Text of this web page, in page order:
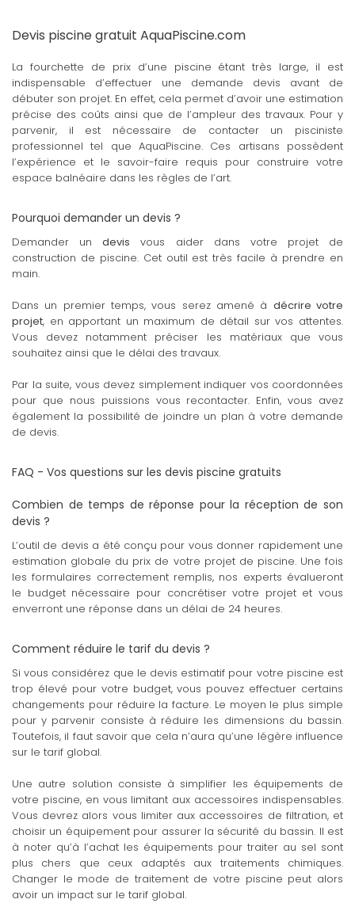
Devis piscine gratuit AquaPiscine.com
La fourchette de prix d’une piscine étant très large, il est
indispensable d’effectuer une demande devis avant de
débuter son projet. En effet, cela permet d’avoir une estimation
précise des coûts ainsi que de l’ampleur des travaux. Pour y
parvenir, il est nécessaire de contacter un pisciniste
professionnel tel que AquaPiscine. Ces artisans possèdent
l’expérience et le savoir-faire requis pour construire votre
espace balnéaire dans les règles de l’art.
Pourquoi demander un devis ?
Demander undevis vous aider dans votre projet de
construction de piscine. Cet outil est très facile à prendre en
main.
Dans un premier temps, vous serez amené à décrire votre
projet, en apportant un maximum de détail sur vos attentes.
Vous devez notamment préciser les matériaux que vous
souhaitez ainsi que le délai des travaux.
Par la suite, vous devez simplement indiquer vos coordonnées
pour que nous puissions vous recontacter. Enfin, vous avez
également la possibilité de joindre un plan à votre demande
de devis.
FAQ - Vos questions sur les devis piscine gratuits
Combien de temps de réponse pour la réception de son
devis ?
L’outil de devis a été conçu pour vous donner rapidement une
estimation globale du prix de votre projet de piscine. Une fois
les formulaires correctement remplis, nos experts évalueront
le budget nécessaire pour concrétiser votre projet et vous
enverront une réponse dans un délai de 24 heures.
Comment réduire le tarif du devis ?
Si vous considérez que le devis estimatif pour votre piscine est
trop élevé pour votre budget, vous pouvez effectuer certains
changements pour réduire la facture. Le moyen le plus simple
pour y parvenir consiste à réduire les dimensions du bassin.
Toutefois, il faut savoir que cela n’aura qu’une légère influence
sur le tarif global.
Une autre solution consiste à simplifier les équipements de
votre piscine, en vous limitant aux accessoires indispensables.
Vous devrez alors vous limiter aux accessoires de filtration, et
choisir un équipement pour assurer la sécurité du bassin. Il est
à noter qu’à l’achat les équipements pour traiter au sel sont
plus chers que ceux adaptés aux traitements chimiques.
Changer le mode de traitement de votre piscine peut alors
avoir un impact sur le tarif global.